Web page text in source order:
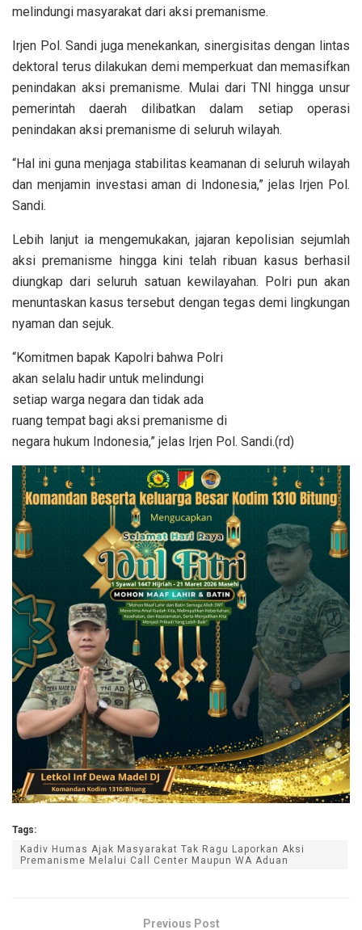
melindungi masyarakat dari aksi premanisme.
Irjen Pol. Sandi juga menekankan, sinergisitas dengan lintas
dektoral terus dilakukan demi memperkuat dan memasifkan
penindakan aksi premanisme. Mulai dari TNI hingga unsur
pemerintah daerah dilibatkan dalam setiap operasi
penindakan aksi premanisme di seluruh wilayah.
“Hal ini guna menjaga stabilitas keamanan di seluruh wilayah
dan menjamin investasi aman di Indonesia,” jelas Irjen Pol.
Sandi.
Lebih lanjut ia mengemukakan, jajaran kepolisian sejumlah
aksi premanisme hingga kini telah ribuan kasus berhasil
diungkap dari seluruh satuan kewilayahan. Polri pun akan
menuntaskan kasus tersebut dengan tegas demi lingkungan
nyaman dan sejuk.
“Komitmen bapak Kapolri bahwa Polri
akan selalu hadir untuk melindungi
setiap warga negara dan tidak ada
ruang tempat bagi aksi premanisme di
negara hukum Indonesia,” jelas Irjen Pol. Sandi.(rd)
Tags:
Kadiv Humas Ajak Masyarakat Tak Ragu Laporkan Aksi
Premanisme Melalui Call Center Maupun WA Aduan
Previous Post